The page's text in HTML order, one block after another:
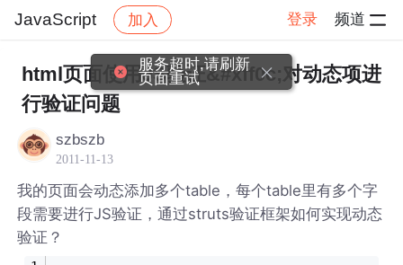
JavaScript 加入 登录 频道
社区 JavaScript 帖子详情
html页面使用JS验证&#xff0c;对动态项进
行验证问题
szbszb
2011-11-13
我的页面会动态添加多个table，每个table里有多个字
段需要进行JS验证，通过struts验证框架如何实现动态
验证？
服务超时,请刷新
页面重试